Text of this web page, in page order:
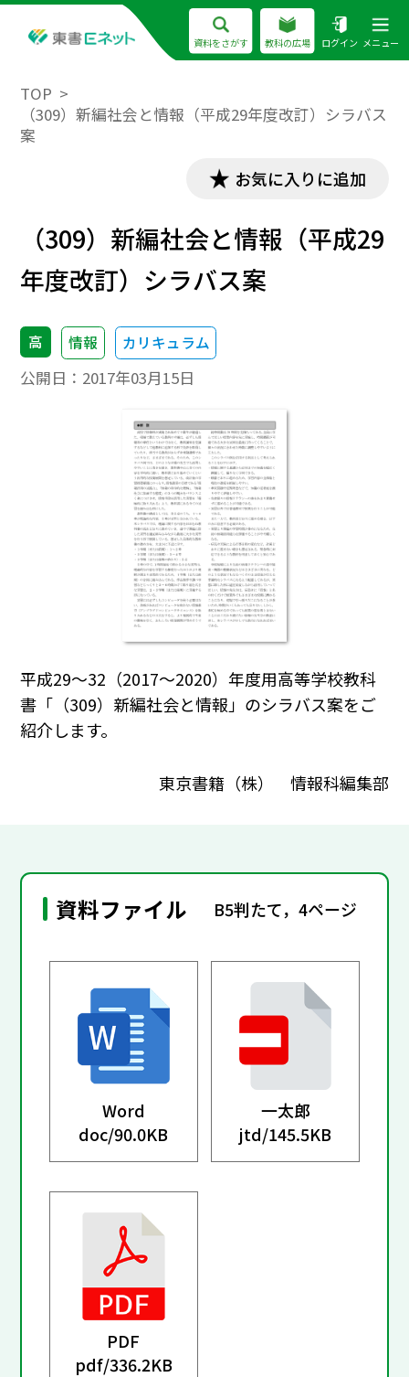
資料をさがす 教科の広場 ログイン メニュー
TOP
（309）新編社会と情報（平成29年度改訂）シラバス
案
お気に入りに追加
（309）新編社会と情報（平成29
年度改訂）シラバス案
高 情報 カリキュラム
公開日： 2017年03月15日
平成29～32（2017～2020）年度用高等学校教科
書「（309）新編社会と情報」のシラバス案をご
紹介します。
東京書籍（株） 情報科編集部
資料ファイル B5判たて，4ページ
Word
doc/90.0KB
一太郎
jtd/145.5KB
PDF
pdf/336.2KB